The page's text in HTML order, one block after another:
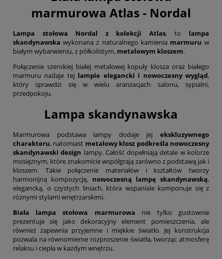
marmurowa Atlas - Nordal
Lampa stołowa Nordal z kolekcji Atlas, to lampa
skandynawska wykonana z naturalnego kamienia marmuru w
białym wybarwieniu, z półkolistym, metalowym kloszem.
Połączenie szerokiej białej metalowej kopuły klosza oraz białego
marmuru nadaje tej lampie elegancki i nowoczesny wygląd,
który sprawdzi się w wielu aranżacjach salonu, sypialni,
przedpokoju.
Lampa skandynawska
Marmurowa podstawa lampy dodaje jej ekskluzywnego
charakteru, natomiast metalowy klosz podkreśla nowoczesny
skandynawski design lampy. Całość dopełniają detale w kolorze
mosiężnym, które znakomicie współgrają zarówno z podstawą jak i
kloszem. Takie połączenie materiałów i kształtów tworzy
harmonijną kompozycję, nowoczesną lampę skandynawską,
elegancką, o czystych liniach, która wspaniale komponuje się z
różnymi stylami wnętrzarskimi.
Biała lampa stołowa marmurowa nie tylko gustownie
prezentuje się jako dekoracyjny element pomieszczenia, ale
również zapewnia przyjemne i miękkie światło. Jej konstrukcja
pozwala na równomierne rozproszenie światła, tworząc atmosferę
relaksu i ciepła w każdym wnętrzu.